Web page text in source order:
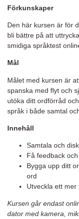
Förkunskaper
Den här kursen är för
bli bättre på att
smidiga språktest
Mål
Målet med kursen är
spanska med flyt och
utöka ditt ordförråd
språk i både samtal
Innehåll
Samtala och
Få feedback
Bygga upp ditt
ord
Utveckla ett
Kursen går endast
dator med kamera,